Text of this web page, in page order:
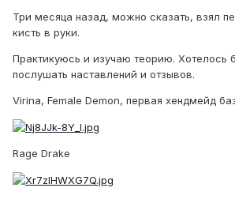
Три месяца назад, можно сказать, взял
кисть в руки.
Практикуюсь и изучаю теорию. Хотелось
послушать наставлений и отзывов.
Virina, Female Demon, первая хендмейд
Rage Drake